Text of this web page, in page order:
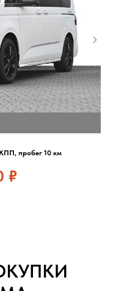
пробег 10 км
₽